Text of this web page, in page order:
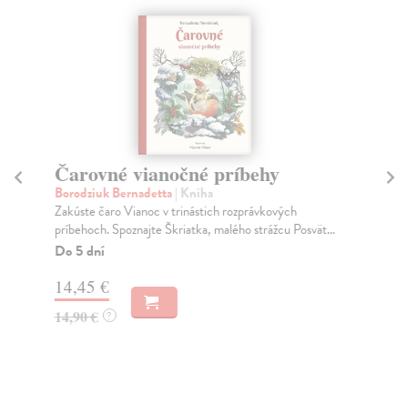
Čarovné vianočné príbehy
Borodziuk Bernadetta| Kniha
Zakúste čaro Vianoc v trinástich rozprávkových
príbehoch. Spoznajte Škriatka, malého strážcu Posvät...
Do 5 dní
14,45 €
14,90 € ?